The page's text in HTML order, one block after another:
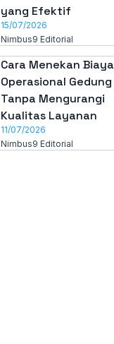
yang Efektif
15/07/2026
Nimbus9 Editorial
Cara Menekan Biaya
Operasional Gedung
Tanpa Mengurangi
Kualitas Layanan
11/07/2026
Nimbus9 Editorial